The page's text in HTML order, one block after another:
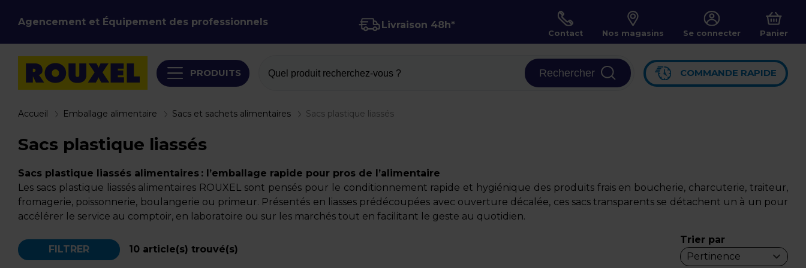
Agencement et Équipement des professionnels Livraison 48h*
Contact Nos magasins Se connecter Panier
PRODUITS Quel produit recherchez-vous ? Rechercher COMMANDE RAPIDE
Accueil Emballage alimentaire Sacs et sachets alimentaires Sacs plastique liassés
Sacs plastique liassés
Sacs plastique liassés alimentaires : l’emballage rapide pour pros de l’alimentaire
Les sacs plastique liassés alimentaires ROUXEL sont pensés pour le conditionnement rapide et hygiénique des produits frais en boucherie, charcuterie, traiteur,
fromagerie, poissonnerie, boulangerie ou primeur. Présentés en liasses prédécoupées avec ouverture décalée, ces sacs transparents se détachent un à un pour
accélérer le service au comptoir, en laboratoire ou sur les marchés tout en facilitant le geste au quotidien.
FILTRER 10 article(s) trouvé(s)
Trier par
Pertinence